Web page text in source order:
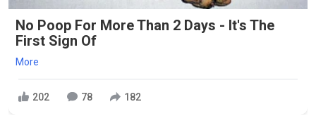
No Poop For More Than 2 Days - It's The
First Sign Of
More
202 78 182